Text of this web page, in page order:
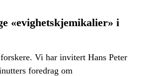
«evighetskjemikalier» i
Vi har invitert Hans Peter
foredrag om